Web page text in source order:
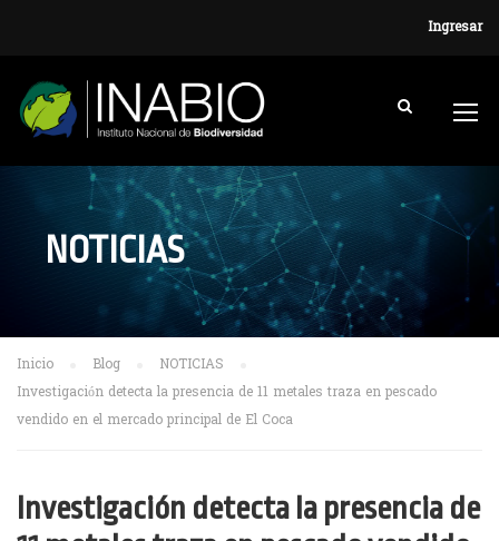
Ingresar
NOTICIAS
Inicio Blog
NOTICIAS
Investigación detecta la presencia de 11 metales traza en pescado
vendido en el mercado principal de El Coca
Investigación detecta la presencia de